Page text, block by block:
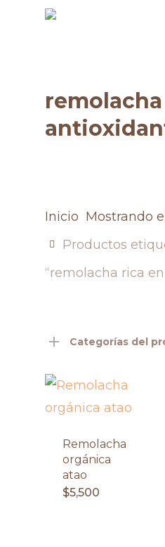
Mostrando
Inicio
Productos
“remolacha rica
Categorías del
Remolacha
orgánica
atao
$5,500